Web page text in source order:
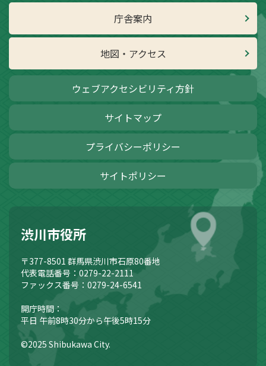
庁舎案内
地図・アクセス
ウェブアクセシビリティ方針
サイトマップ
プライバシーポリシー
サイトポリシー
渋川市役所
〒377-8501 群馬県渋川市石原80番地
代表電話番号：0279-22-2111
ファックス番号：0279-24-6541
開庁時間：
平日 午前8時30分から午後5時15分
©2025 Shibukawa City.